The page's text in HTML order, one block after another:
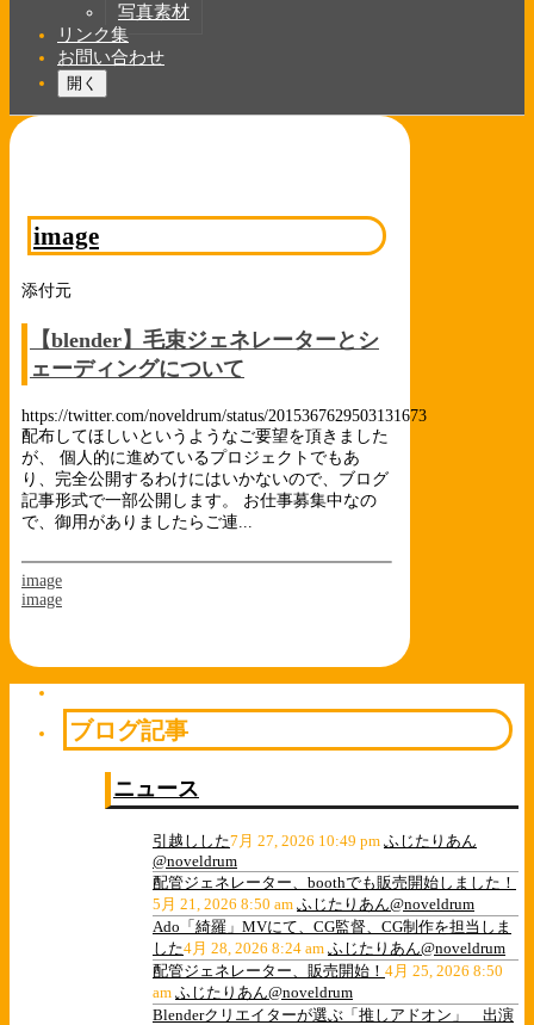
写真素材
リンク集
お問い合わせ
開く
image
添付元
【blender】毛束ジェネレーターとシ
ェーディングについて
https://twitter.com/noveldrum/status/2015367629503131673
配布してほしいというようなご要望を頂きました
が、 個人的に進めているプロジェクトでもあ
り、完全公開するわけにはいかないので、ブログ
記事形式で一部公開します。 お仕事募集中なの
で、御用がありましたらご連...
image
image
ブログ記事
ニュース
引越しした7月 27, 2026 10:49 pm ふじたりあん
@noveldrum
配管ジェネレーター、boothでも販売開始しました！
5月 21, 2026 8:50 am ふじたりあん@noveldrum
Ado「綺羅」MVにて、CG監督、CG制作を担当しま
した4月 28, 2026 8:24 am ふじたりあん@noveldrum
配管ジェネレーター、販売開始！ 4月 25, 2026 8:50
am ふじたりあん@noveldrum
Blenderクリエイターが選ぶ「推しアドオン」 出演